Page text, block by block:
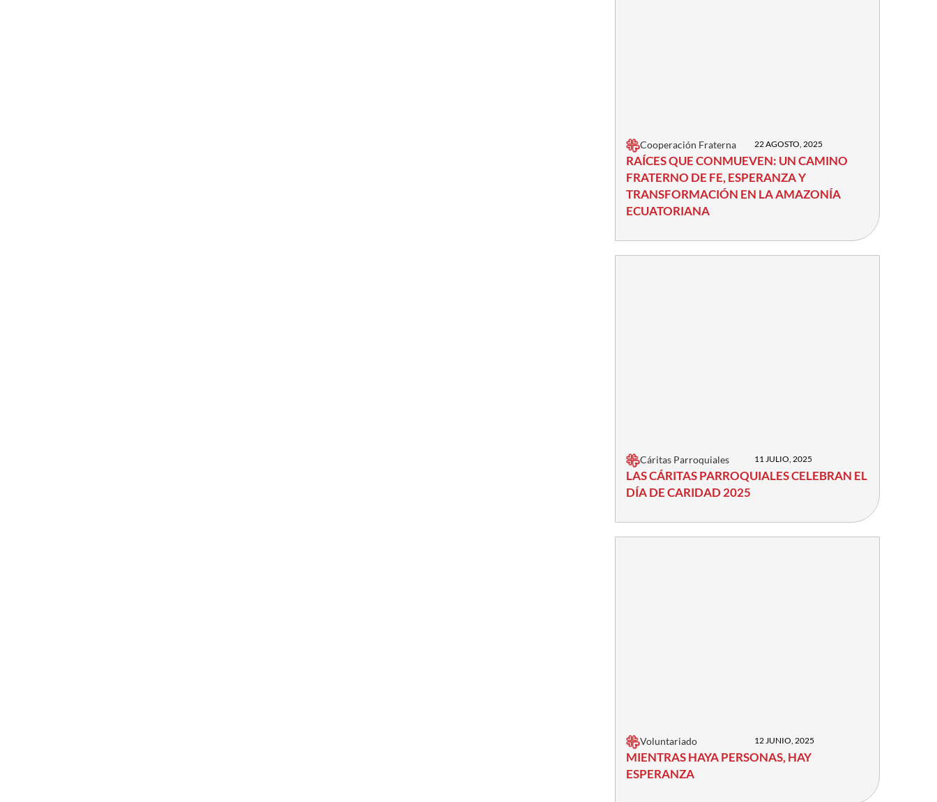
Cooperación Fraterna 22 AGOSTO, 2025
RAÍCES QUE CONMUEVEN: UN CAMINO
FRATERNO DE FE, ESPERANZA Y
TRANSFORMACIÓN EN LA AMAZONÍA
ECUATORIANA
Cáritas Parroquiales 11 JULIO, 2025
LAS CÁRITAS PARROQUIALES CELEBRAN EL
DÍA DE CARIDAD 2025
Voluntariado 12 JUNIO, 2025
MIENTRAS HAYA PERSONAS, HAY
ESPERANZA